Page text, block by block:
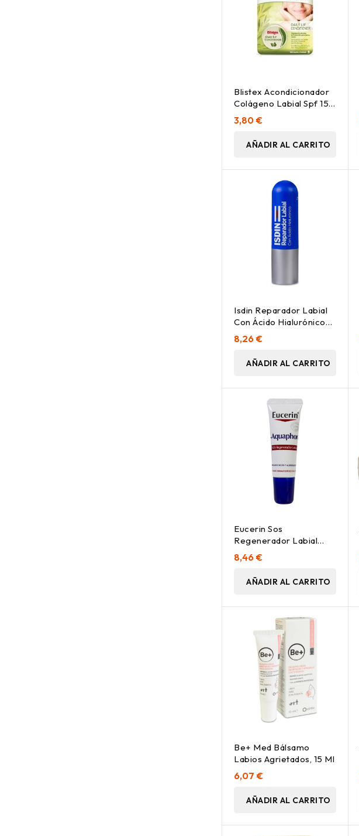
Blistex Acondicionador
Colágeno Labial Spf 15,
7 G
3,80 €
AÑADIR AL CARRITO
Isdin Reparador Labial
Con Ácido Hialurónico
Stick 4G
8,26 €
AÑADIR AL CARRITO
Eucerin Sos
Regenerador Labial
Aquaphor, 10 Ml
8,46 €
AÑADIR AL CARRITO
Be+ Med Bálsamo
Labios Agrietados, 15 Ml
6,07 €
AÑADIR AL CARRITO